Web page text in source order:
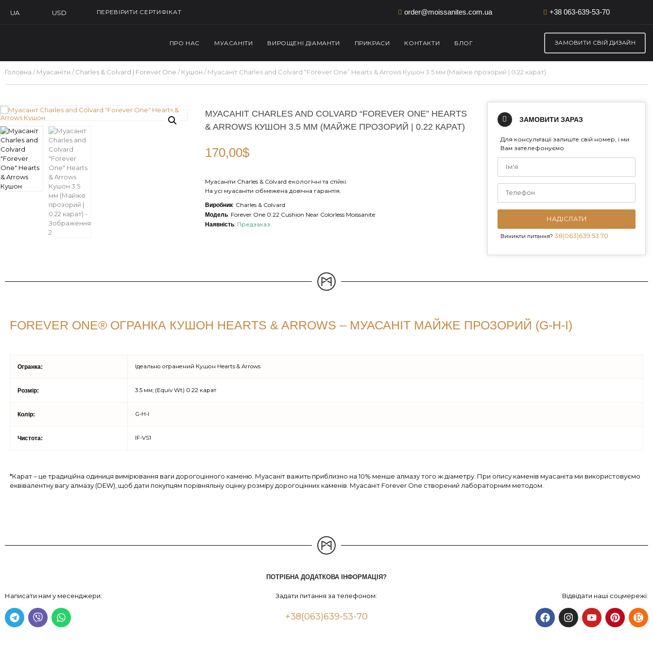
UA USD ПЕРЕВІРИТИ СЕРТИФІКАТ order@moissanites.com.ua +38 063-639-53-70
ПРО НАС МУАСАНІТИ ВИРОЩЕНІ ДІАМАНТИ ПРИКРАСИ КОНТАКТИ БЛОГ ЗАМОВИТИ СВІЙ ДИЗАЙН
Головна /Муасаніти /Charles & Colvard | Forever One /Кушон / Муасаніт Charles and Colvard “Forever One” Hearts & Arrows Кушон 3.5 мм (Майже прозорий | 0.22 карат)
МУАСАНІТ CHARLES AND COLVARD “FOREVER ONE” HEARTS
& ARROWS КУШОН 3.5 ММ (МАЙЖЕ ПРОЗОРИЙ | 0.22 КАРАТ)
170,00$
Муасаніти Charles & Colvard екологічні та стійкі.
На усі муасаніти обмежена довічна гарантія.
Виробник: Charles & Colvard
Модель: Forever One 0.22 Cushion Near Colorless Moissanite
Наявність: Предзаказ
ЗАМОВИТИ ЗАРАЗ
Для консультації залиште свій номер, і ми
Вам зателефонуємо
НАДІСЛАТИ
Виникли питання? 38(063)639 53 70
FOREVER ONE® ОГРАНКА КУШОН HEARTS & ARROWS – МУАСАНІТ МАЙЖЕ ПРОЗОРИЙ (G-H-I)
Огранка: Ідеально огранений Кушон Hearts & Arrows
Розмір: 3.5 мм; (Equiv Wt) 0.22 карат
Колір: G-H-I
Чистота: IF-VS1
*Карат – це традиційна одиниця вимірювання ваги дорогоцінного каменю. Муасаніт важить приблизно на 10% менше алмазу того ж діаметру. При опису каменів муасаніта ми використовуємо
еквівалентну вагу алмазу (DEW), щоб дати покупцям порівняльну оцінку розміру дорогоцінних каменів. Муасаніт Forever One створений лабораторним методом.
ПОТРІБНА ДОДАТКОВА ІНФОРМАЦІЯ?
Написати нам у месенджери: Задати питання за телефоном:
+38(063)639-53-70
Відвідати наші соцмережі: